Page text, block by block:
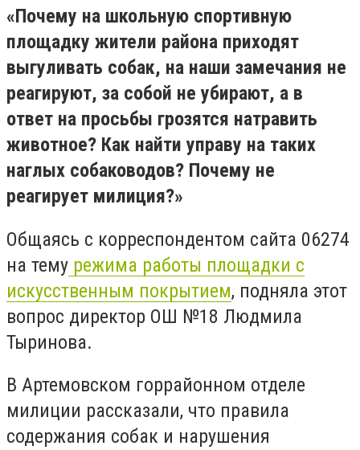
«Почему на школьную спортивную
площадку жители района приходят
выгуливать собак, на наши замечания не
реагируют, за собой не убирают, а в
ответ на просьбы грозятся натравить
животное? Как найти управу на таких
наглых собаководов? Почему не
реагирует милиция?»
Общаясь с корреспондентом сайта 06274
на тему режима работы площадки с
искусственным покрытием, подняла этот
вопрос директор ОШ №18 Людмила
Тыринова.
В Артемовском горрайонном отделе
милиции рассказали, что правила
содержания собак и нарушения